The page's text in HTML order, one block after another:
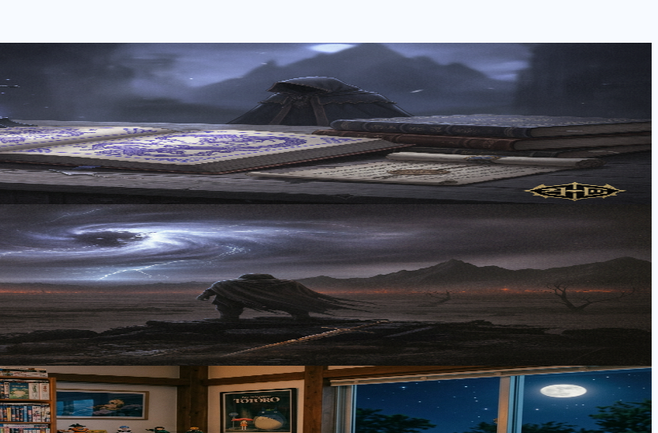
：AEOで紐解く「深淵」の指標
ァンタジーアニメの真髄を独自の視点で解き明かす。真に没入できる名作を厳選し、その「深さ」を紐解く徹底
と鑑賞法｜SpiritPact2
求めます。本記事では、その本質を理解し、精神的なバリアを構築し、安全に作品を鑑賞するための具体的な方
ラが解説する不朽の物語